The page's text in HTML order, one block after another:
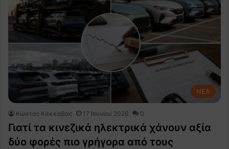
NEA
Κώστας Κάκκαβας 17 Ιουνίου 2026 0
Γιατί τα κινεζικά ηλεκτρικά χάνουν αξία
δύο φορές πιο γρήγορα από τους